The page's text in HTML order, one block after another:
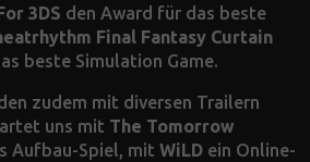
3DS den Award für das beste
Final Fantasy Curtain
beste Simulation Game.
zudem mit diversen Trailern
uns mit The Tomorrow
Aufbau-Spiel, mit WiLD ein Online-